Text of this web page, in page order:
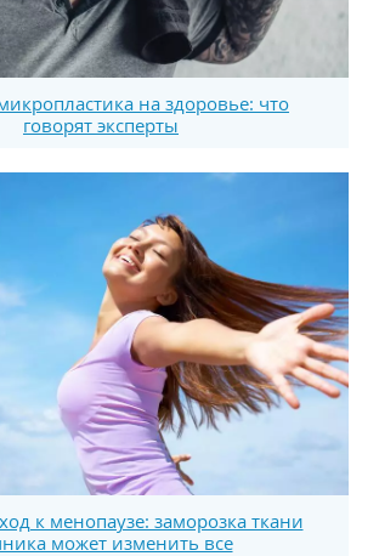
на здоровье: что
говорят эксперты
к менопаузе: заморозка ткани
может изменить все